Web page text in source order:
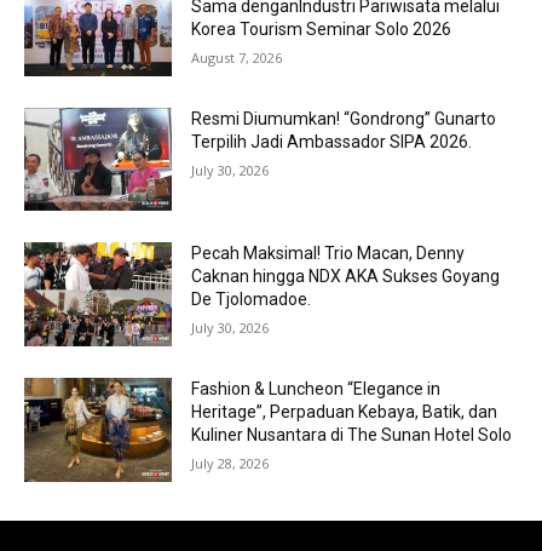
Sama denganIndustri Pariwisata melalui
Korea Tourism Seminar Solo 2026
August 7, 2026
Resmi Diumumkan! “Gondrong” Gunarto
Terpilih Jadi Ambassador SIPA 2026.
July 30, 2026
Pecah Maksimal! Trio Macan, Denny
Caknan hingga NDX AKA Sukses Goyang
De Tjolomadoe.
July 30, 2026
Fashion & Luncheon “Elegance in
Heritage”, Perpaduan Kebaya, Batik, dan
Kuliner Nusantara di The Sunan Hotel Solo
July 28, 2026